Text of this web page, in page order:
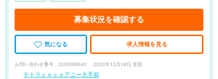
募集状況を確認する
気になる 求人情報を見る
お問い合わせ番号 : J100568640 2022年12月19日 更新
テトラｃｏｃｏアニー大手前